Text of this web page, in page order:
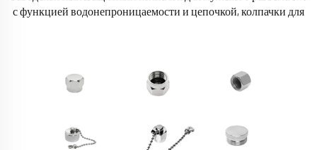
с функцией водонепроницаемости и цепочкой, колпачки для